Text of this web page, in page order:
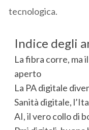
tecnologica.
Indice degli
La fibra corre, ma
aperto
La PA digitale
Sanità digitale,
AI, il vero collo di